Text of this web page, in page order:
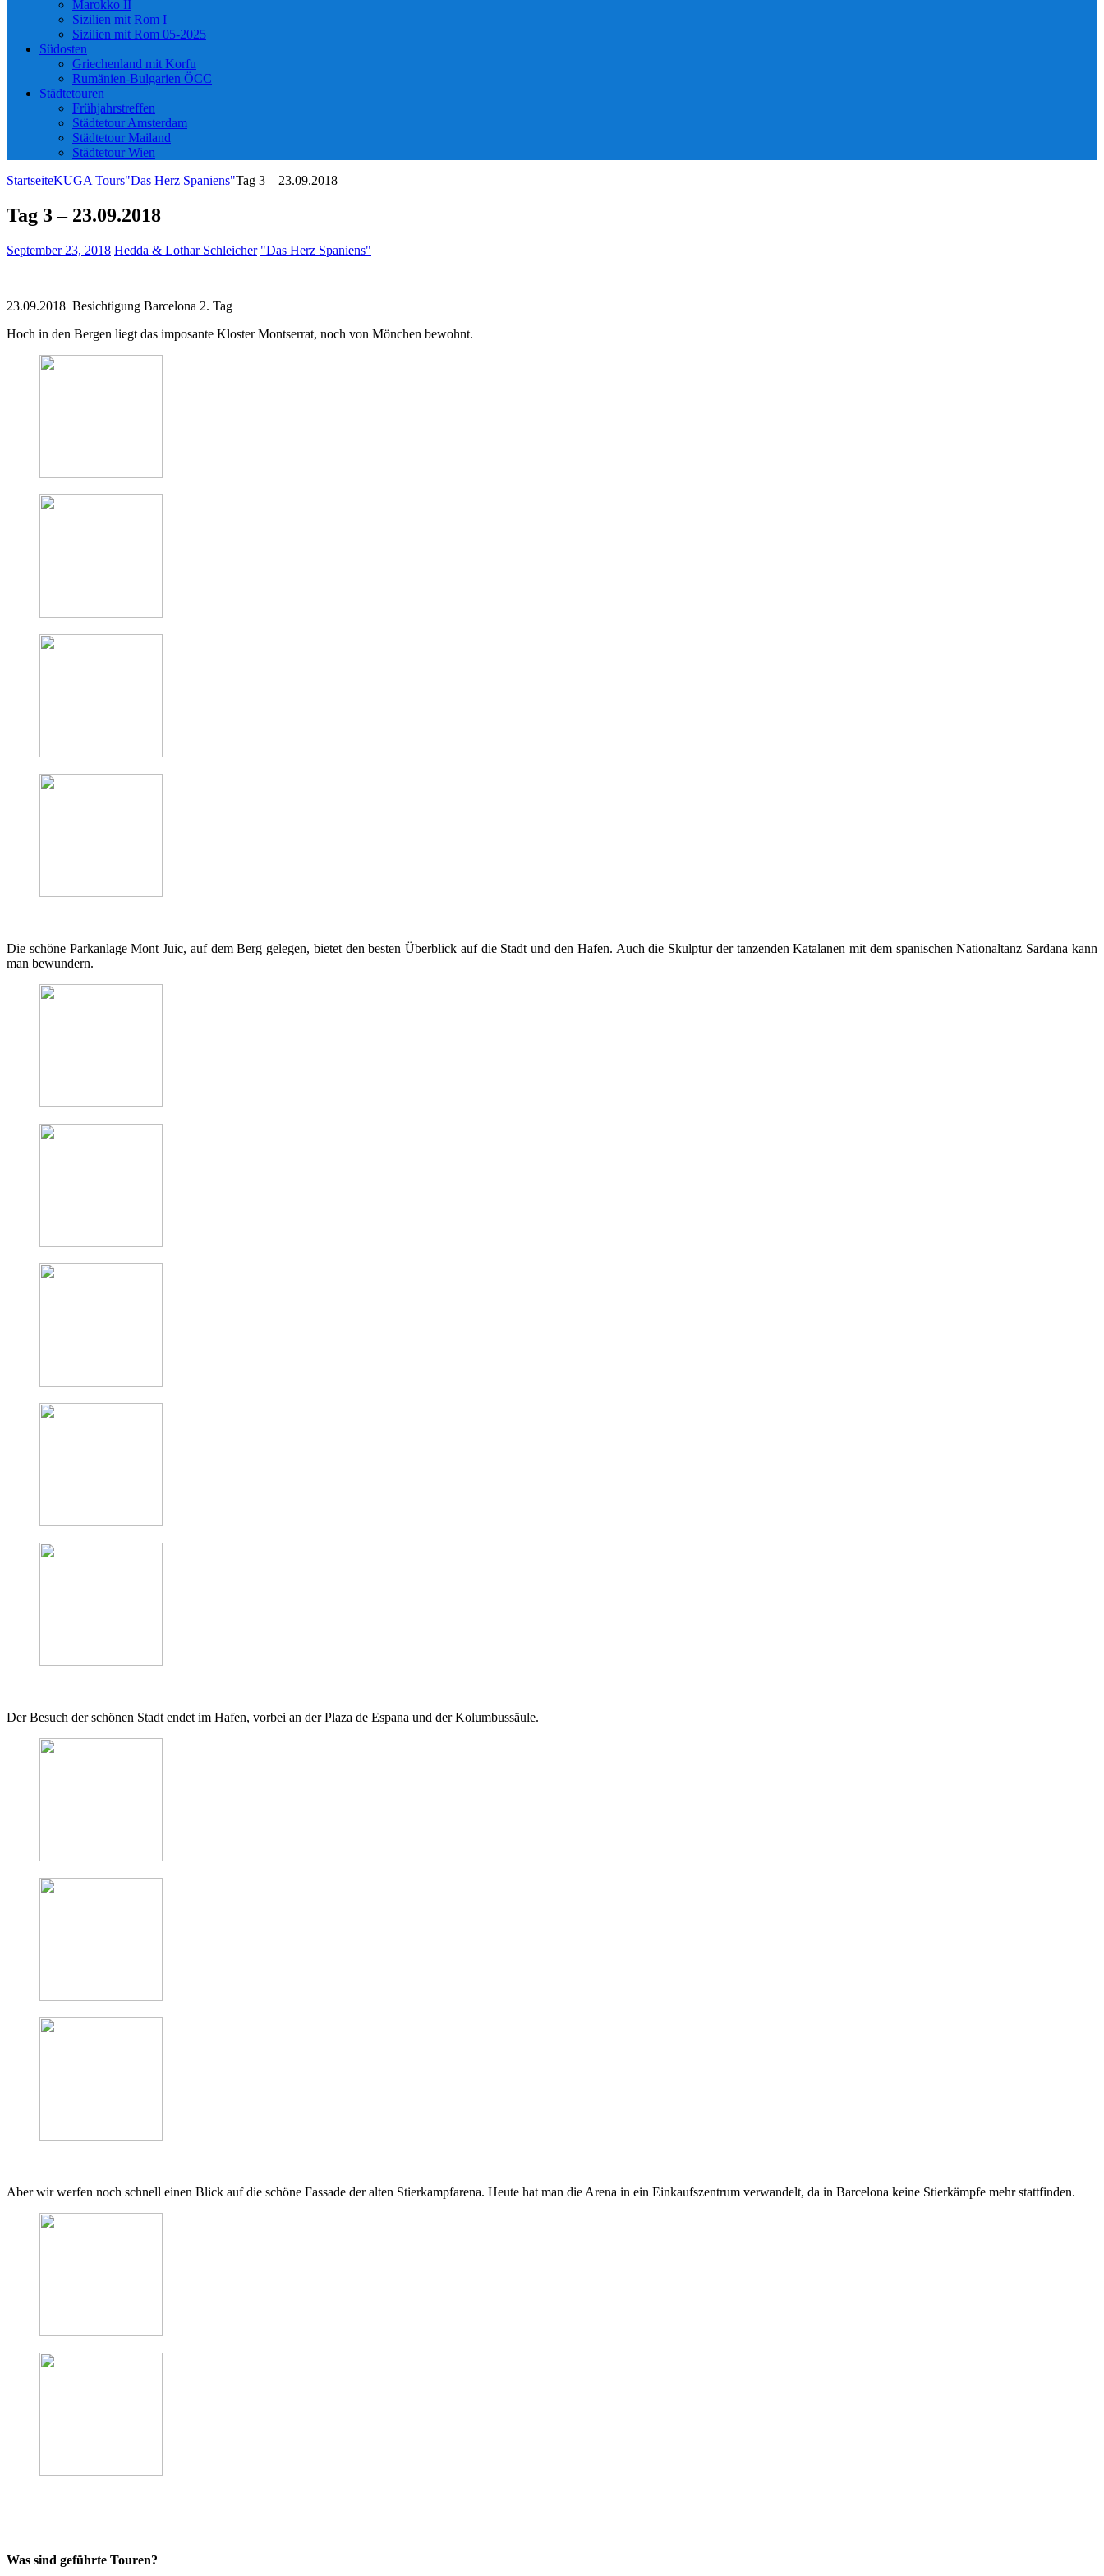
Marokko II
Sizilien mit Rom I
Sizilien mit Rom 05-2025
Südosten
Griechenland mit Korfu
Rumänien-Bulgarien ÖCC
Städtetouren
Frühjahrstreffen
Städtetour Amsterdam
Städtetour Mailand
Städtetour Wien
StartseiteKUGA Tours"Das Herz Spaniens"Tag 3 – 23.09.2018
Tag 3 – 23.09.2018
September 23, 2018 Hedda & Lothar Schleicher "Das Herz Spaniens"
23.09.2018 Besichtigung Barcelona 2. Tag
Hoch in den Bergen liegt das imposante Kloster Montserrat, noch von Mönchen bewohnt.
Die schöne Parkanlage Mont Juic, auf dem Berg gelegen, bietet den besten Überblick auf die Stadt und den Hafen. Auch die Skulptur der tanzenden Katalanen mit dem spanischen Nationaltanz Sardana kann
man bewundern.
Der Besuch der schönen Stadt endet im Hafen, vorbei an der Plaza de Espana und der Kolumbussäule.
Aber wir werfen noch schnell einen Blick auf die schöne Fassade der alten Stierkampfarena. Heute hat man die Arena in ein Einkaufszentrum verwandelt, da in Barcelona keine Stierkämpfe mehr stattfinden.
Was sind geführte Touren?